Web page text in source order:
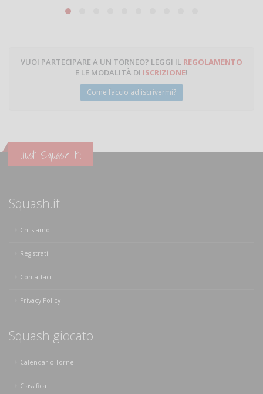
VUOI PARTECIPARE A UN TORNEO? LEGGI IL REGOLAMENTO
E LE MODALITÀ DI ISCRIZIONE!
Come faccio ad iscrivermi?
Just Squash It!
Squash.it
Chi siamo
Registrati
Contattaci
Privacy Policy
Squash giocato
Calendario Tornei
Classifica